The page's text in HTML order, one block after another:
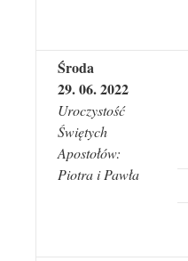
Środa
29. 06. 2022
Uroczystość
Świętych
Apostołów:
Piotra i Pawła